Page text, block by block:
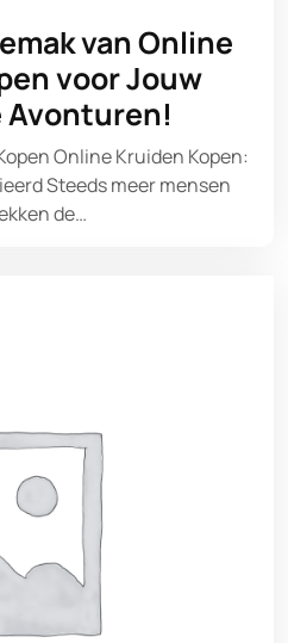
van Online
voor Jouw
Online Kruiden Kopen:
Steeds meer mensen
de…